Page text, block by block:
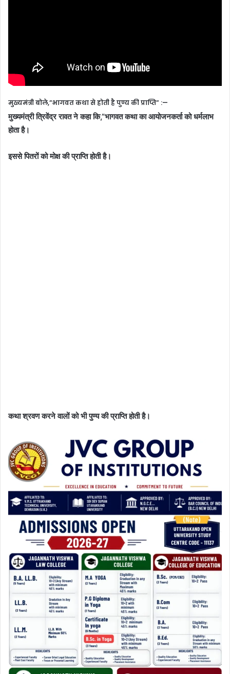
मुख्यमंत्री बोले,”भागवत कथा से होती है पुण्य की प्राप्ति” :—
मुख्यमंत्री त्रिवेंद्र रावत ने कहा कि,”भागवत कथा का आयोजनकर्ता को धर्मलाभ
होता है।
इससे पितरों को मोक्ष की प्राप्ति होती है।
कथा श्रवण करने वालों को भी पुण्य की प्राप्ति होती है।